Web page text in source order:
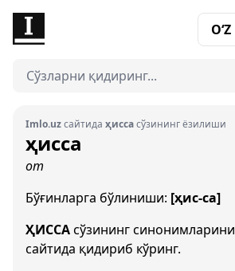
O‘Z
Imlo.uzсайтида ҳиссасўзининг ёзилиши
ҳисса
от
Бўғинларга бўлиниши: [ҳис-са]
ҲИССАсўзининг синонимларини
сайтида қидириб кўринг.